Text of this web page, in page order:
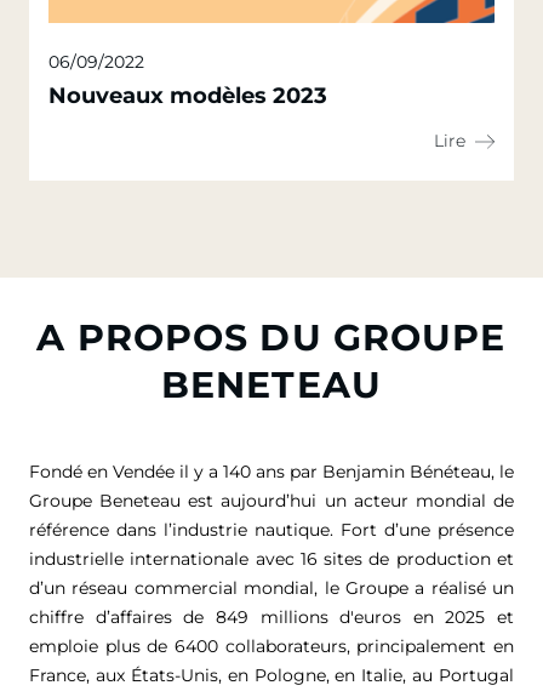
06/09/2022
Nouveaux modèles 2023
Lire
A PROPOS DU GROUPE
BENETEAU
Fondé en Vendée il y a 140 ans par Benjamin Bénéteau, le
Groupe Beneteau est aujourd’hui un acteur mondial de
référence dans l’industrie nautique. Fort d’une présence
industrielle internationale avec 16 sites de production et
d’un réseau commercial mondial, le Groupe a réalisé un
chiffre d’affaires de 849 millions d'euros en 2025 et
emploie plus de 6400 collaborateurs, principalement en
France, aux États-Unis, en Pologne, en Italie, au Portugal